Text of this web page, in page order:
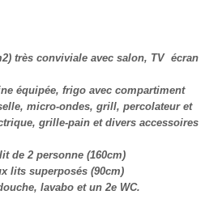
très conviviale avec salon, TV écran
équipée, frigo avec compartiment
micro-ondes, grill, percolateur et
grille-pain et divers accessoires
de 2 personne (160cm)
lits superposés (90cm)
lavabo et un 2e WC.